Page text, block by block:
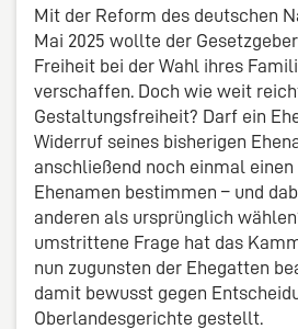
Mit der Reform des deutschen
Mai 2025 wollte der
Freiheit bei der Wahl ihres
verschaffen. Doch wie weit
Gestaltungsfreiheit? Darf ein
Widerruf seines bisherigen
anschließend noch einmal
Ehenamen bestimmen – und
anderen als ursprünglich
umstrittene Frage hat das
nun zugunsten der Ehegatten
damit bewusst gegen
Oberlandesgerichte gestellt.